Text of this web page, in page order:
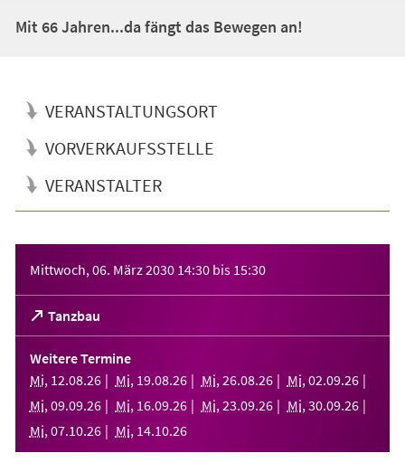
Mit 66 Jahren...da fängt das Bewegen an!
VERANSTALTUNGSORT
VORVERKAUFSSTELLE
VERANSTALTER
Mittwoch, 06. März 2030 14:30 bis 15:30
Tanzbau
(Öffnet
in
einem
neuen
Tab)
Weitere Termine
Mi, 12.08.26 Mi, 19.08.26 Mi, 26.08.26 Mi, 02.09.26
Mi, 09.09.26 Mi, 16.09.26 Mi, 23.09.26 Mi, 30.09.26
Mi, 07.10.26 Mi, 14.10.26